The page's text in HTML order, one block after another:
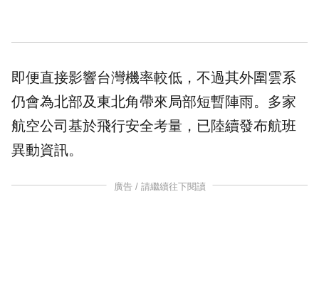
即便直接影響台灣機率較低，不過其外圍雲系
仍會為北部及東北角帶來局部短暫陣雨。多家
航空公司基於飛行安全考量，已陸續發布航班
異動資訊。
廣告 / 請繼續往下閱讀